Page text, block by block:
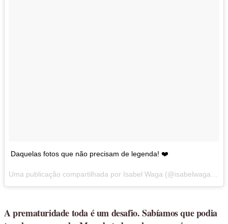
Daquelas fotos que não precisam de legenda! ❤️
A prematuridade toda é um desafio. Sabíamos que podia